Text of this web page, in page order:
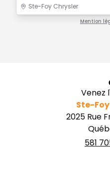
Ste-Foy Chrysler
Mention
Venez
Ste-
2025 Rue
581